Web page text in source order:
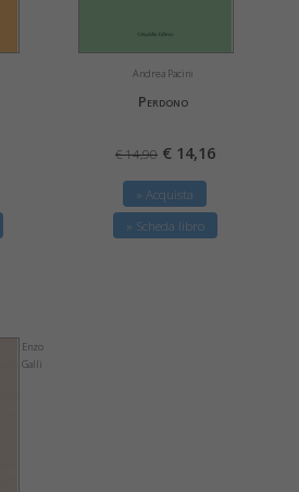
Andrea Pacini
Perdono
€ 14,90 € 14,16
» Acquista
» Scheda libro
Enzo
Galli